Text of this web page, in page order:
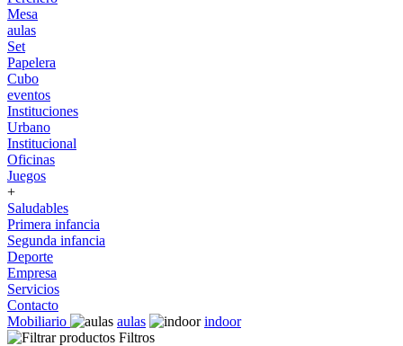
Mesa
aulas
Set
Papelera
Cubo
eventos
Instituciones
Urbano
Institucional
Oficinas
Juegos
+
Saludables
Primera infancia
Segunda infancia
Deporte
Empresa
Servicios
Contacto
Mobiliario
aulas
indoor
Filtros